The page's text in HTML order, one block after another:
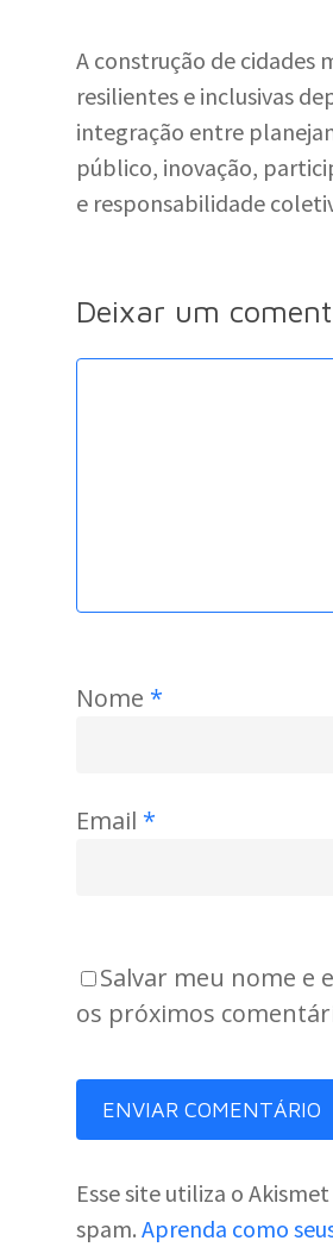
A construção de cidades
resilientes e inclusivas
integração entre
público, inovação,
e responsabilidade
Deixar um
Nome *
Email *
Salvar meu nome e
os próximos
Esse site utiliza o
spam. Aprenda como